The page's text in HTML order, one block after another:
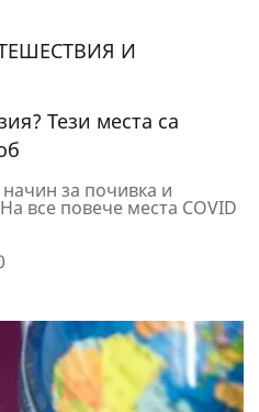
И
Тези места са
за почивка и
все повече места COVID